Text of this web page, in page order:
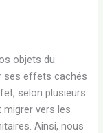
objets du
ses effets cachés
selon plusieurs
vers les
Ainsi, nous